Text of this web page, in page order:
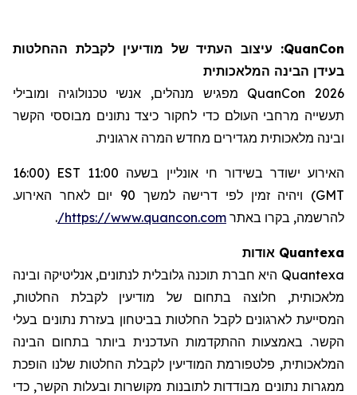
QuanCon: עיצוב העתידשל מודיעין לקבלת ההחלטות
בעידן הבינה המלאכותית
QuanCon 2026 מפגיש מנהלים, אנשי טכנולוגיה ומובילי
תעשייה מרחבי העולם כדי לחקור כיצד נתונים מבוססי הקשר
ובינה מלאכותית מגדירים מחדש המרה ארגונית.
האירוע ישודר בשידור חיאונליין בשעה 11:00 EST
(16:00
GMT
) ויהיה זמין לפי דרישה למשך 90 יום לאחר האירוע.
להרשמה, בקרו באתר https://www.quancon.com/
.
אודות Quantexa
Quantexa היא חברת תוכנה גלובלית לנתונים, אנליטיקה ובינה
מלאכותית, חלוצה בתחום של מודיעין לקבלת החלטות,
המסייעת לארגונים לקבל החלטות בביטחון בעזרת נתונים בעלי
הקשר. באמצעות ההתקדמות העדכנית ביותר בתחום הבינה
המלאכותית, פלטפורמת המודיעין לקבלת החלטות שלנו הופכת
ממגרות נתונים מבודדות לתובנות מקושרות ובעלות הקשר, כדי